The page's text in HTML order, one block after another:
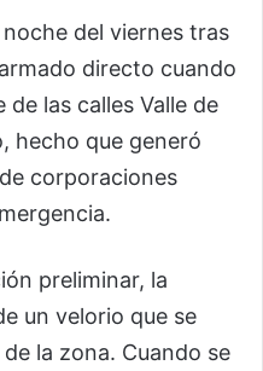
del viernes tras
directo cuando
las calles Valle de
hecho que generó
corporaciones
preliminar, la
un velorio que se
la zona. Cuando se